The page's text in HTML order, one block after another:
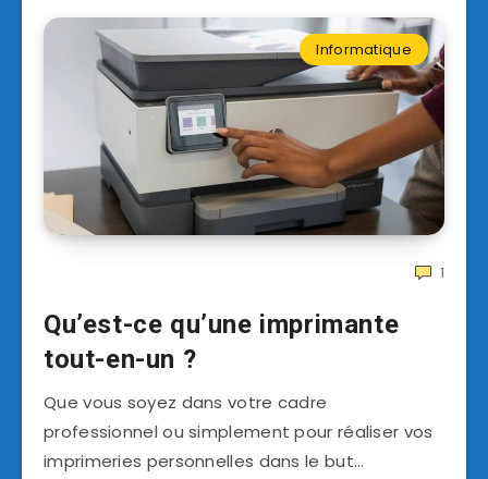
Informatique
1
Qu’est-ce qu’une imprimante
tout-en-un ?
Que vous soyez dans votre cadre
professionnel ou simplement pour réaliser vos
imprimeries personnelles dans le but…